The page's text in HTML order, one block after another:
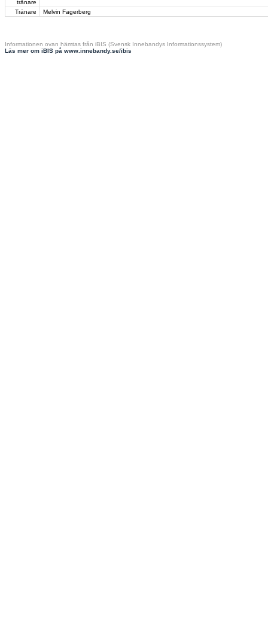
tränare
Tränare
Melvin Fagerberg
Informationen ovan hämtas från iBIS (Svensk Innebandys Informationssystem)
Läs mer om iBIS på www.innebandy.se/ibis